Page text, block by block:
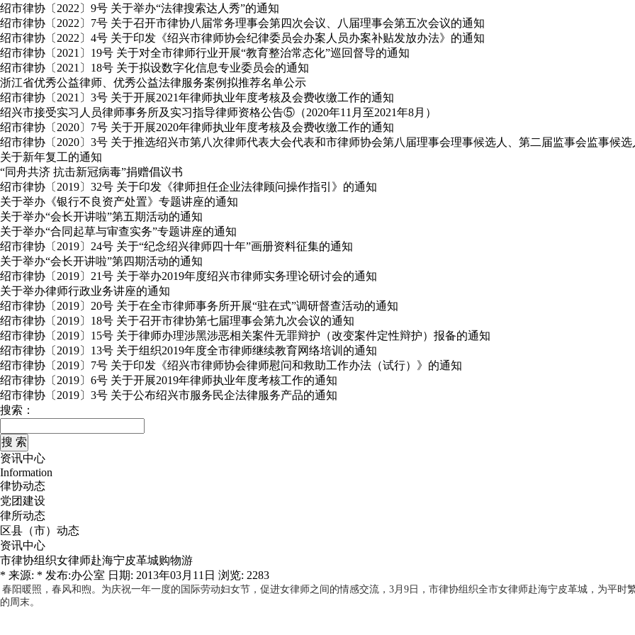
绍市律协〔2022〕9号 关于举办“法律搜索达人秀”的通知
绍市律协〔2022〕7号 关于召开市律协八届常务理事会第四次会议、八届理事会第五次会议的通知
绍市律协〔2022〕4号 关于印发《绍兴市律师协会纪律委员会办案人员办案补贴发放办法》的通知
绍市律协〔2021〕19号 关于对全市律师行业开展“教育整治常态化”巡回督导的通知
绍市律协〔2021〕18号 关于拟设数字化信息专业委员会的通知
浙江省优秀公益律师、优秀公益法律服务案例拟推荐名单公示
绍市律协〔2021〕3号 关于开展2021年律师执业年度考核及会费收缴工作的通知
绍兴市接受实习人员律师事务所及实习指导律师资格公告⑤（2020年11月至2021年8月）
绍市律协〔2020〕7号 关于开展2020年律师执业年度考核及会费收缴工作的通知
绍市律协〔2020〕3号 关于推选绍兴市第八次律师代表大会代表和市律师协会第八届理事会理事候选人、第二届监事会监事候
关于新年复工的通知
“同舟共济 抗击新冠病毒”捐赠倡议书
绍市律协〔2019〕32号 关于印发《律师担任企业法律顾问操作指引》的通知
关于举办《银行不良资产处置》专题讲座的通知
关于举办“会长开讲啦”第五期活动的通知
关于举办“合同起草与审查实务”专题讲座的通知
绍市律协〔2019〕24号 关于“纪念绍兴律师四十年”画册资料征集的通知
关于举办“会长开讲啦”第四期活动的通知
绍市律协〔2019〕21号 关于举办2019年度绍兴市律师实务理论研讨会的通知
关于举办律师行政业务讲座的通知
绍市律协〔2019〕20号 关于在全市律师事务所开展“驻在式”调研督查活动的通知
绍市律协〔2019〕18号 关于召开市律协第七届理事会第九次会议的通知
绍市律协〔2019〕15号 关于律师办理涉黑涉恶相关案件无罪辩护（改变案件定性辩护）报备的通知
绍市律协〔2019〕13号 关于组织2019年度全市律师继续教育网络培训的通知
绍市律协〔2019〕7号 关于印发《绍兴市律师协会律师慰问和救助工作办法（试行）》的通知
绍市律协〔2019〕6号 关于开展2019年律师执业年度考核工作的通知
绍市律协〔2019〕3号 关于公布绍兴市服务民企法律服务产品的通知
搜索：
资讯中心
Information
律协动态
党团建设
律所动态
区县（市）动态
资讯中心
市律协组织女律师赴海宁皮革城购物游
* 来源: * 发布:办公室 日期: 2013年03月11日 浏览: 2283
春阳暖照，春风和煦。为庆祝一年一度的国际劳动妇女节，促进女律师之间的情感交流，3月9日，市律协组织全市女律师赴海宁皮革城，为平
的周末。